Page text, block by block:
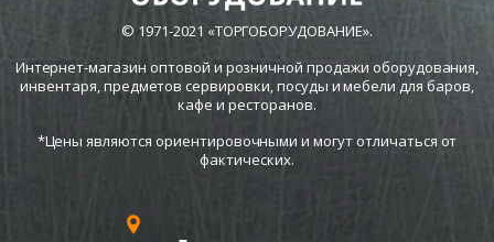
© 1971-2021 «ТОРГОБОРУДОВАНИЕ».
Интернет-магазин оптовой и розничной продажи оборудования,
инвентаря, предметов сервировки, посуды и мебели для баров,
кафе и ресторанов.
*Цены являются ориентировочными и могут отличаться от
фактических.